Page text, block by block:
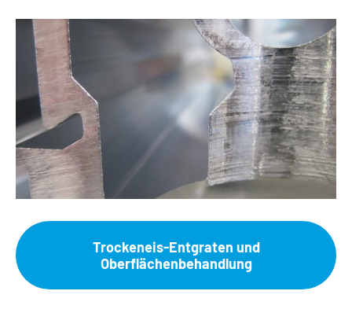
Trockeneis-Entgraten und
Oberflächenbehandlung